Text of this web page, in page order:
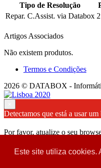
Este site utiliza cookies.
Tipo de Resolução
Repar. C.Assist. via Databox
Artigos Associados
Não existem produtos.
Termos e Condições
2026 © DATABOX -
Detectamos que está a usar
Por favor, atualize o seu